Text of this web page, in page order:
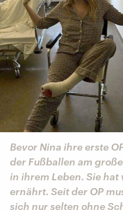
Bevor Nina ihre erste
der Fußballen am
in ihrem Leben. Sie
ernährt. Seit der OP
sich nur selten ohne